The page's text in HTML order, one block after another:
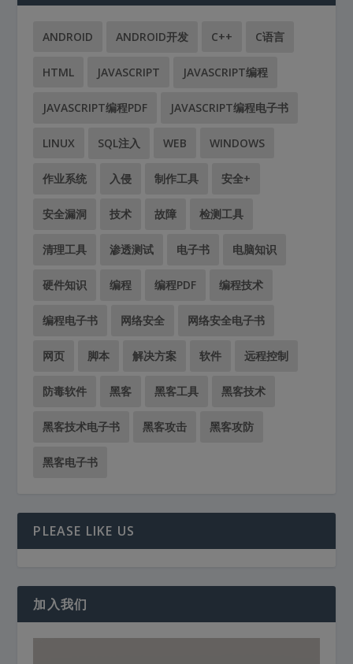
ANDROID ANDROID开发 C++ C语言
HTML JAVASCRIPT JAVASCRIPT编程
JAVASCRIPT编程PDF JAVASCRIPT编程电子书
LINUX SQL注入 WEB WINDOWS
作业系统 入侵 制作工具 安全+
安全漏洞 技术 故障 检测工具
清理工具 渗透测试 电子书 电脑知识
硬件知识 编程 编程PDF 编程技术
编程电子书 网络安全 网络安全电子书
网页 脚本 解决方案 软件 远程控制
防毒软件 黑客 黑客工具 黑客技术
黑客技术电子书 黑客攻击 黑客攻防
黑客电子书
PLEASE LIKE US
加入我们